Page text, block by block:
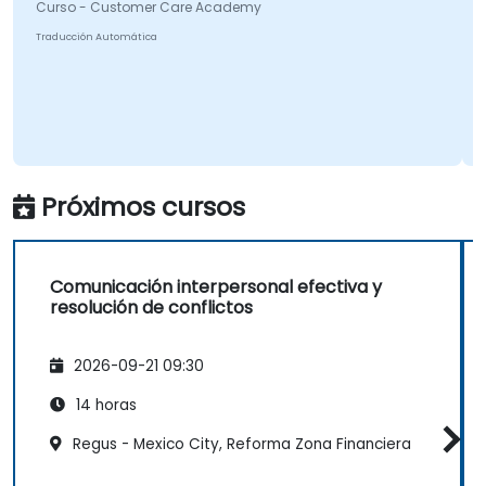
Curso - Customer Care Academy
Traducción Automática
Próximos cursos
Comunicación interpersonal efectiva y
resolución de conflictos
2026-09-21 09:30
14 horas
Regus - Mexico City, Reforma Zona Financiera